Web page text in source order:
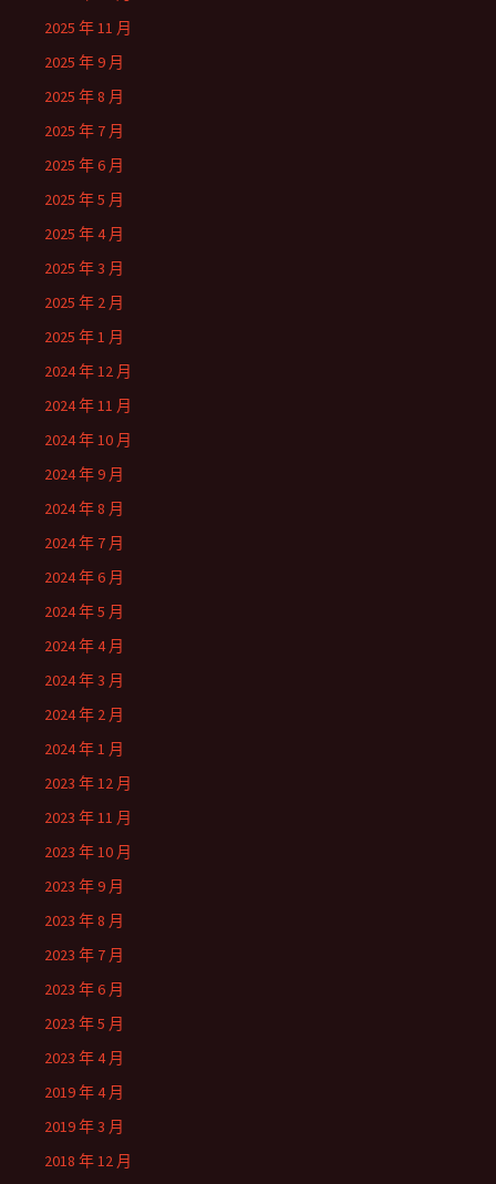
2025 年 11 月
2025 年 9 月
2025 年 8 月
2025 年 7 月
2025 年 6 月
2025 年 5 月
2025 年 4 月
2025 年 3 月
2025 年 2 月
2025 年 1 月
2024 年 12 月
2024 年 11 月
2024 年 10 月
2024 年 9 月
2024 年 8 月
2024 年 7 月
2024 年 6 月
2024 年 5 月
2024 年 4 月
2024 年 3 月
2024 年 2 月
2024 年 1 月
2023 年 12 月
2023 年 11 月
2023 年 10 月
2023 年 9 月
2023 年 8 月
2023 年 7 月
2023 年 6 月
2023 年 5 月
2023 年 4 月
2019 年 4 月
2019 年 3 月
2018 年 12 月